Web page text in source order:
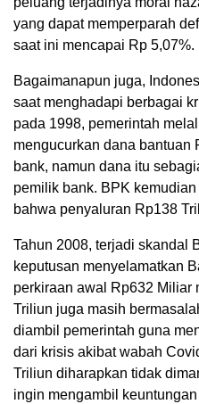
yang dapat memperparah
saat ini mencapai Rp 5,07%.
Bagaimanapun juga,
saat menghadapi berbagai
pada 1998, pemerintah
mengucurkan dana bantuan
bank, namun dana itu
pemilik bank. BPK
bahwa penyaluran Rp138
Tahun 2008, terjadi skandal
keputusan menyelamatkan
perkiraan awal Rp632 Miliar
Triliun juga masih
diambil pemerintah guna
dari krisis akibat wabah
Triliun diharapkan tidak
ingin mengambil